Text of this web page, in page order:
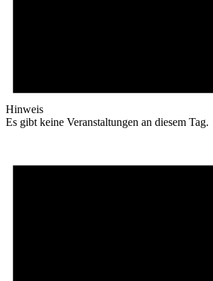
Hinweis
Es gibt keine Veranstaltungen an diesem Tag.